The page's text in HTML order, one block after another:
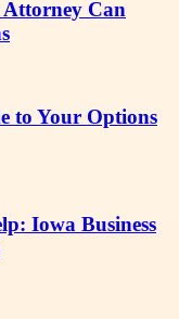
Attorney Can
to Your Options
Iowa Business